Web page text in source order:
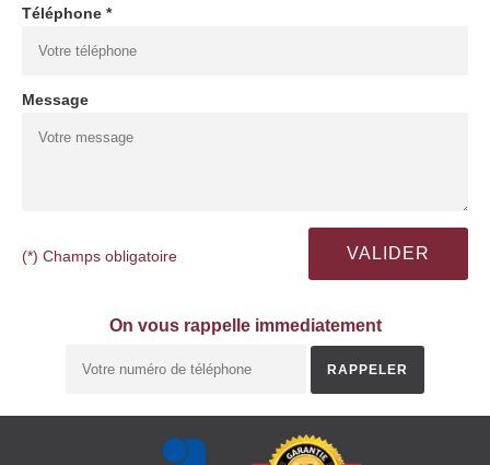
Téléphone *
Message
(*) Champs obligatoire
On vous rappelle immediatement